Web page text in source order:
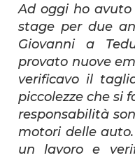
Ad oggi ho
stage per due
Giovanni a
provato nuove
verificavo il
piccolezze che si
responsabilità
motori delle
un lavoro e